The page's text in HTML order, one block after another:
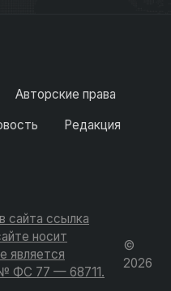
Авторские права
Редакция
сайта ссылка
носит
является
ФС 77 — 68711.
©
2026